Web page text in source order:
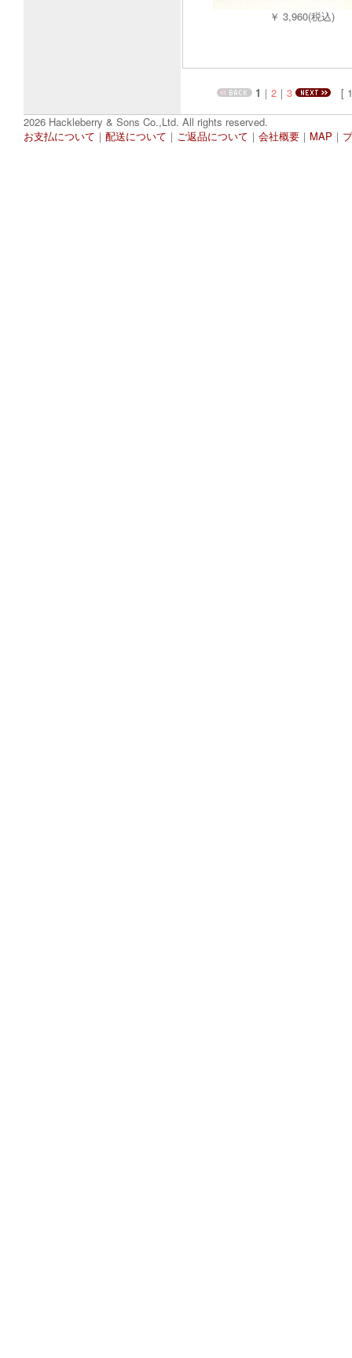
￥ 3,960(税込)
1 ｜ 2 ｜ 3
[
2026 Hackleberry & Sons Co.,Ltd. All rights reserved.
お支払について ｜ 配送について ｜ ご返品について ｜ 会社概要 ｜ MAP ｜